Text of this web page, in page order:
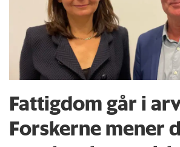
Fattigdom går i
Forskerne mener